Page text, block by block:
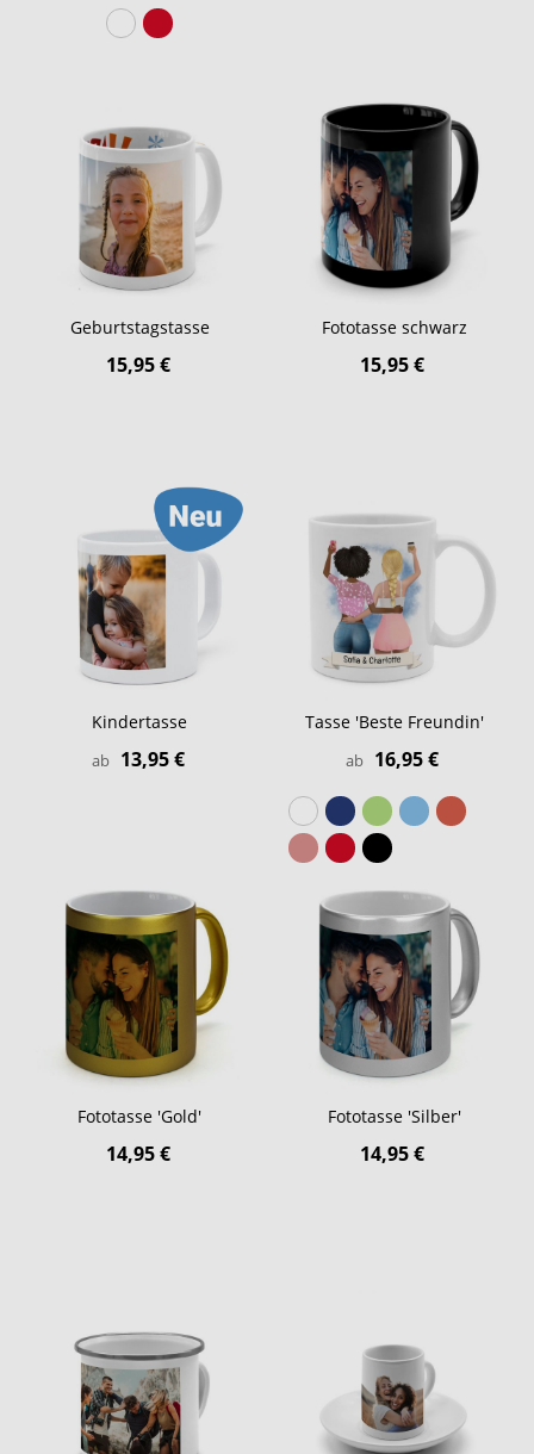
Geburtstagstasse
15,95 €
Fototasse schwarz
15,95 €
Kindertasse
ab 13,95 €
Tasse 'Beste Freundin'
ab 16,95 €
Fototasse 'Gold'
14,95 €
Fototasse 'Silber'
14,95 €